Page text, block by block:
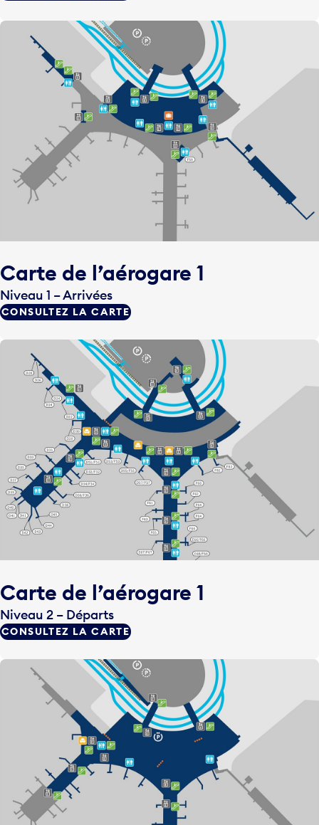
Carte de l’aérogare 1
Niveau 1 – Arrivées
CONSULTEZ LA CARTE
Carte de l’aérogare 1
Niveau 2 – Départs
CONSULTEZ LA CARTE